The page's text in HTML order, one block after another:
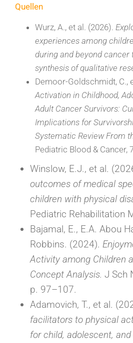
Quellen
Wurz, A., et al. (2026).
experiences among
during and beyond
synthesis of qualitative
Demoor-Goldschmidt, C.,
Activation in Childhood,
Adult Cancer Survivors:
Implications for
Systematic Review From
Pediatric Blood & Cancer,
Winslow, E.J., et al.
outcomes of medical
children with physical
Pediatric Rehabilitation
Bajamal, E., E.A. Abou
Robbins. (2024).
Activity among Children
Concept Analysis. J Sch
p. 97–107.
Adamovich, T., et al.
facilitators to physical
for child, adolescent,